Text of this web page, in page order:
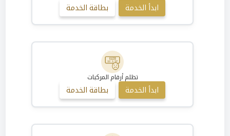
ابدأ الخدمة بطاقة الخدمة
تظلم أرقام المركبات
ابدأ الخدمة بطاقة الخدمة